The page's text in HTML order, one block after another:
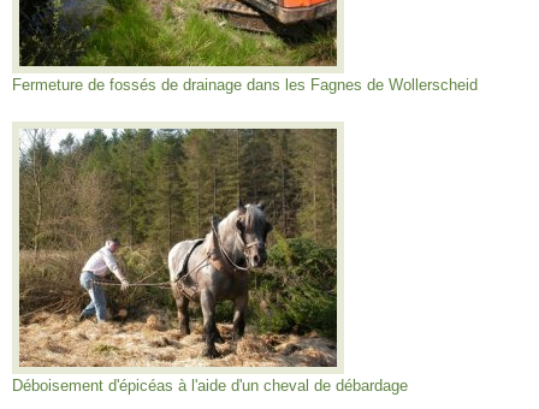
Fermeture de fossés de drainage dans les Fagnes de Wollerscheid
Déboisement d'épicéas à l'aide d'un cheval de débardage